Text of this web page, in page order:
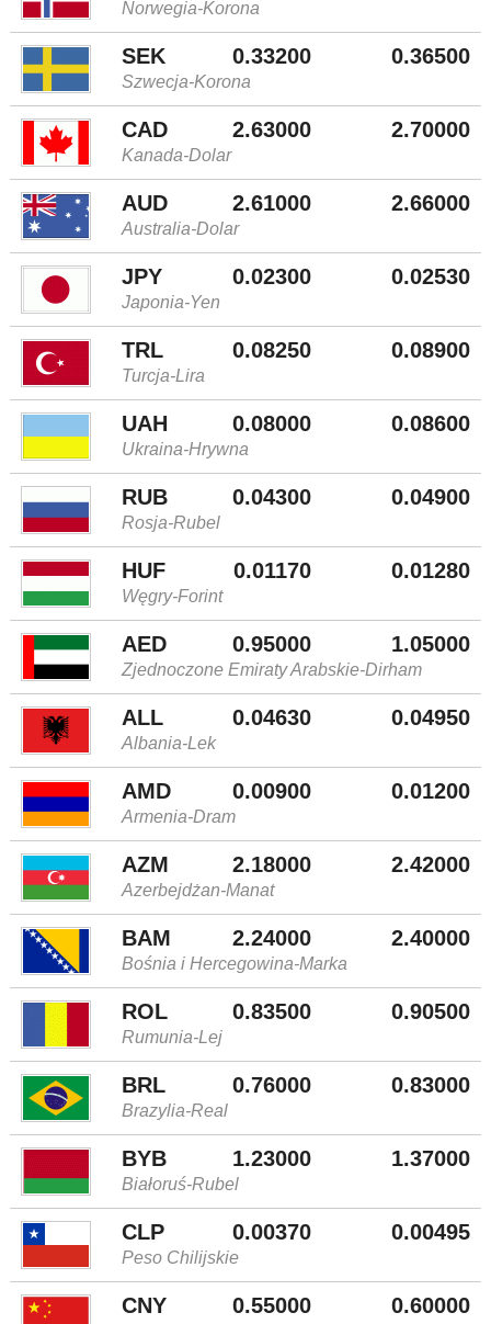
Norwegia-Korona
SEK 0.33200 0.36500
Szwecja-Korona
CAD 2.63000 2.70000
Kanada-Dolar
AUD 2.61000 2.66000
Australia-Dolar
JPY 0.02300 0.02530
Japonia-Yen
TRL 0.08250 0.08900
Turcja-Lira
UAH 0.08000 0.08600
Ukraina-Hrywna
RUB 0.04300 0.04900
Rosja-Rubel
HUF 0.01170 0.01280
Węgry-Forint
AED 0.95000 1.05000
Zjednoczone Emiraty Arabskie-Dirham
ALL 0.04630 0.04950
Albania-Lek
AMD 0.00900 0.01200
Armenia-Dram
AZM 2.18000 2.42000
Azerbejdżan-Manat
BAM 2.24000 2.40000
Bośnia i Hercegowina-Marka
ROL 0.83500 0.90500
Rumunia-Lej
BRL 0.76000 0.83000
Brazylia-Real
BYB 1.23000 1.37000
Białoruś-Rubel
CLP 0.00370 0.00495
Peso Chilijskie
CNY 0.55000 0.60000